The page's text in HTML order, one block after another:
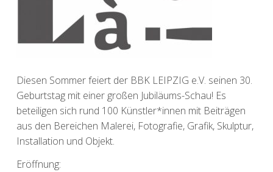
Diesen Sommer feiert der BBK LEIPZIG e.V. seinen 30.
Geburtstag mit einer großen Jubiläums-Schau! Es
beteiligen sich rund 100 Künstler*innen mit Beiträgen
aus den Bereichen Malerei, Fotografie, Grafik, Skulptur,
Installation und Objekt.
Eröffnung: